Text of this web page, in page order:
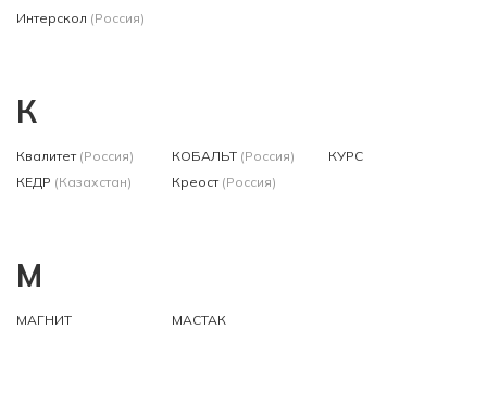
Интерскол (Россия)
К
Квалитет (Россия)
КЕДР (Казахстан)
КОБАЛЬТ (Россия)
Креост (Россия)
КУРС
М
МАГНИТ МАСТАК